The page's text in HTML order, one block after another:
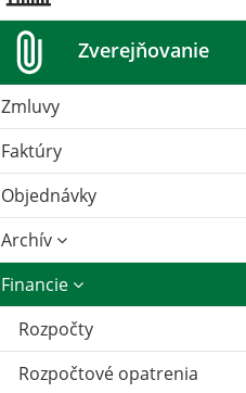
Zverejňovanie
Zmluvy
Faktúry
Objednávky
Archív
Financie
Rozpočty
Rozpočtové opatrenia